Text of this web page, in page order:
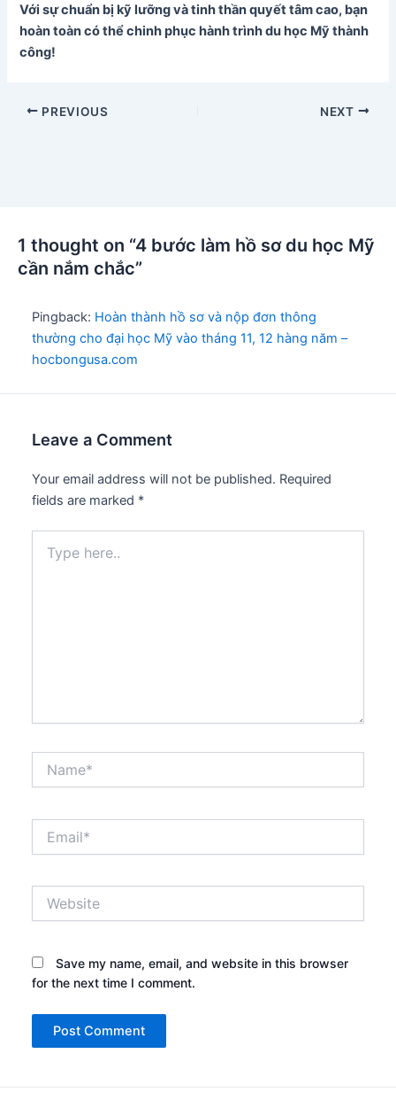
Với sự chuẩn bị kỹ lưỡng và tinh thần quyết tâm cao, bạn
hoàn toàn có thể chinh phục hành trình du học Mỹ thành
công!
Post
PREVIOUS NEXT
1 thought on “4 bước làm hồ sơ du học Mỹ
cần nắm chắc”
Pingback: Hoàn thành hồ sơ và nộp đơn thông
thường cho đại học Mỹ vào tháng 11, 12 hàng năm –
hocbongusa.com
Leave a Comment
Your email address will not be published. Required
fields are marked *
here..
Save my name, email, and website in this browser
for the next time I comment.